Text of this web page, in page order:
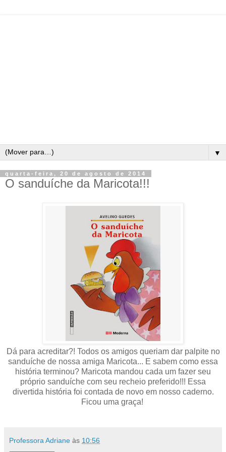
▼
quarta-feira, 20 de agosto de 2014
O sanduíche da Maricota!!!
Dá para acreditar?! Todos os amigos queriam dar palpite no
sanduíche de nossa amiga Maricota... E sabem como essa
história terminou? Maricota mandou cada um fazer seu
próprio sanduíche com seu recheio preferido!!! Essa
divertida história foi contada de novo em nosso caderno.
Ficou uma graça!
Professora Adriane às 10:56